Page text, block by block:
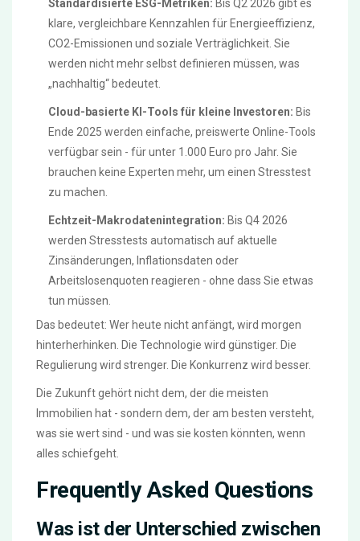
Standardisierte ESG-Metriken: Bis Q2 2026 gibt es
klare, vergleichbare Kennzahlen für Energieeffizienz,
CO2-Emissionen und soziale Verträglichkeit. Sie
werden nicht mehr selbst definieren müssen, was
„nachhaltig“ bedeutet.
Cloud-basierte KI-Tools für kleine Investoren: Bis
Ende 2025 werden einfache, preiswerte Online-Tools
verfügbar sein - für unter 1.000 Euro pro Jahr. Sie
brauchen keine Experten mehr, um einen Stresstest
zu machen.
Echtzeit-Makrodatenintegration: Bis Q4 2026
werden Stresstests automatisch auf aktuelle
Zinsänderungen, Inflationsdaten oder
Arbeitslosenquoten reagieren - ohne dass Sie etwas
tun müssen.
Das bedeutet: Wer heute nicht anfängt, wird morgen
hinterherhinken. Die Technologie wird günstiger. Die
Regulierung wird strenger. Die Konkurrenz wird besser.
Die Zukunft gehört nicht dem, der die meisten
Immobilien hat - sondern dem, der am besten versteht,
was sie wert sind - und was sie kosten könnten, wenn
alles schiefgeht.
Frequently Asked Questions
Was ist der Unterschied zwischen